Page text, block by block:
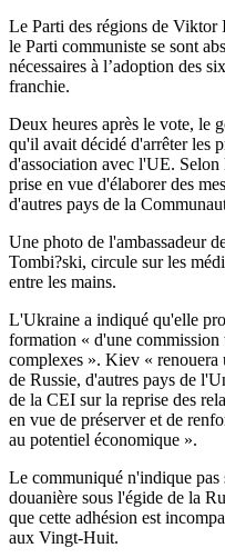
Le Parti des régions de
le Parti communiste se sont
nécessaires à l’adoption des
franchie.
Deux heures après le vote, le
qu'il avait décidé d'arrêter les
d'association avec l'UE.
prise en vue d'élaborer des
d'autres pays de la
Une photo de l'ambassadeur
Tombi?ski, circule sur les
entre les mains.
L'Ukraine a indiqué qu'elle
formation « d'une
complexes ». Kiev « renouera
de Russie, d'autres pays de
de la CEI sur la reprise des
en vue de préserver et de
au potentiel économique ».
Le communiqué n'indique
douanière sous l'égide de la
que cette adhésion est
aux Vingt-Huit.